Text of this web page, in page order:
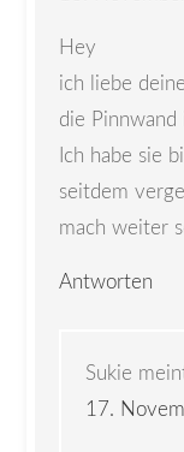
Hey
ich liebe
die
Ich habe sie
seitdem
mach weiter
Antworten
Sukie
17.